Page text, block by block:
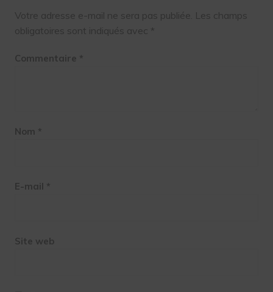
Votre adresse e-mail ne sera pas publiée. Les champs
obligatoires sont indiqués avec *
Commentaire *
Nom *
E-mail *
Site web